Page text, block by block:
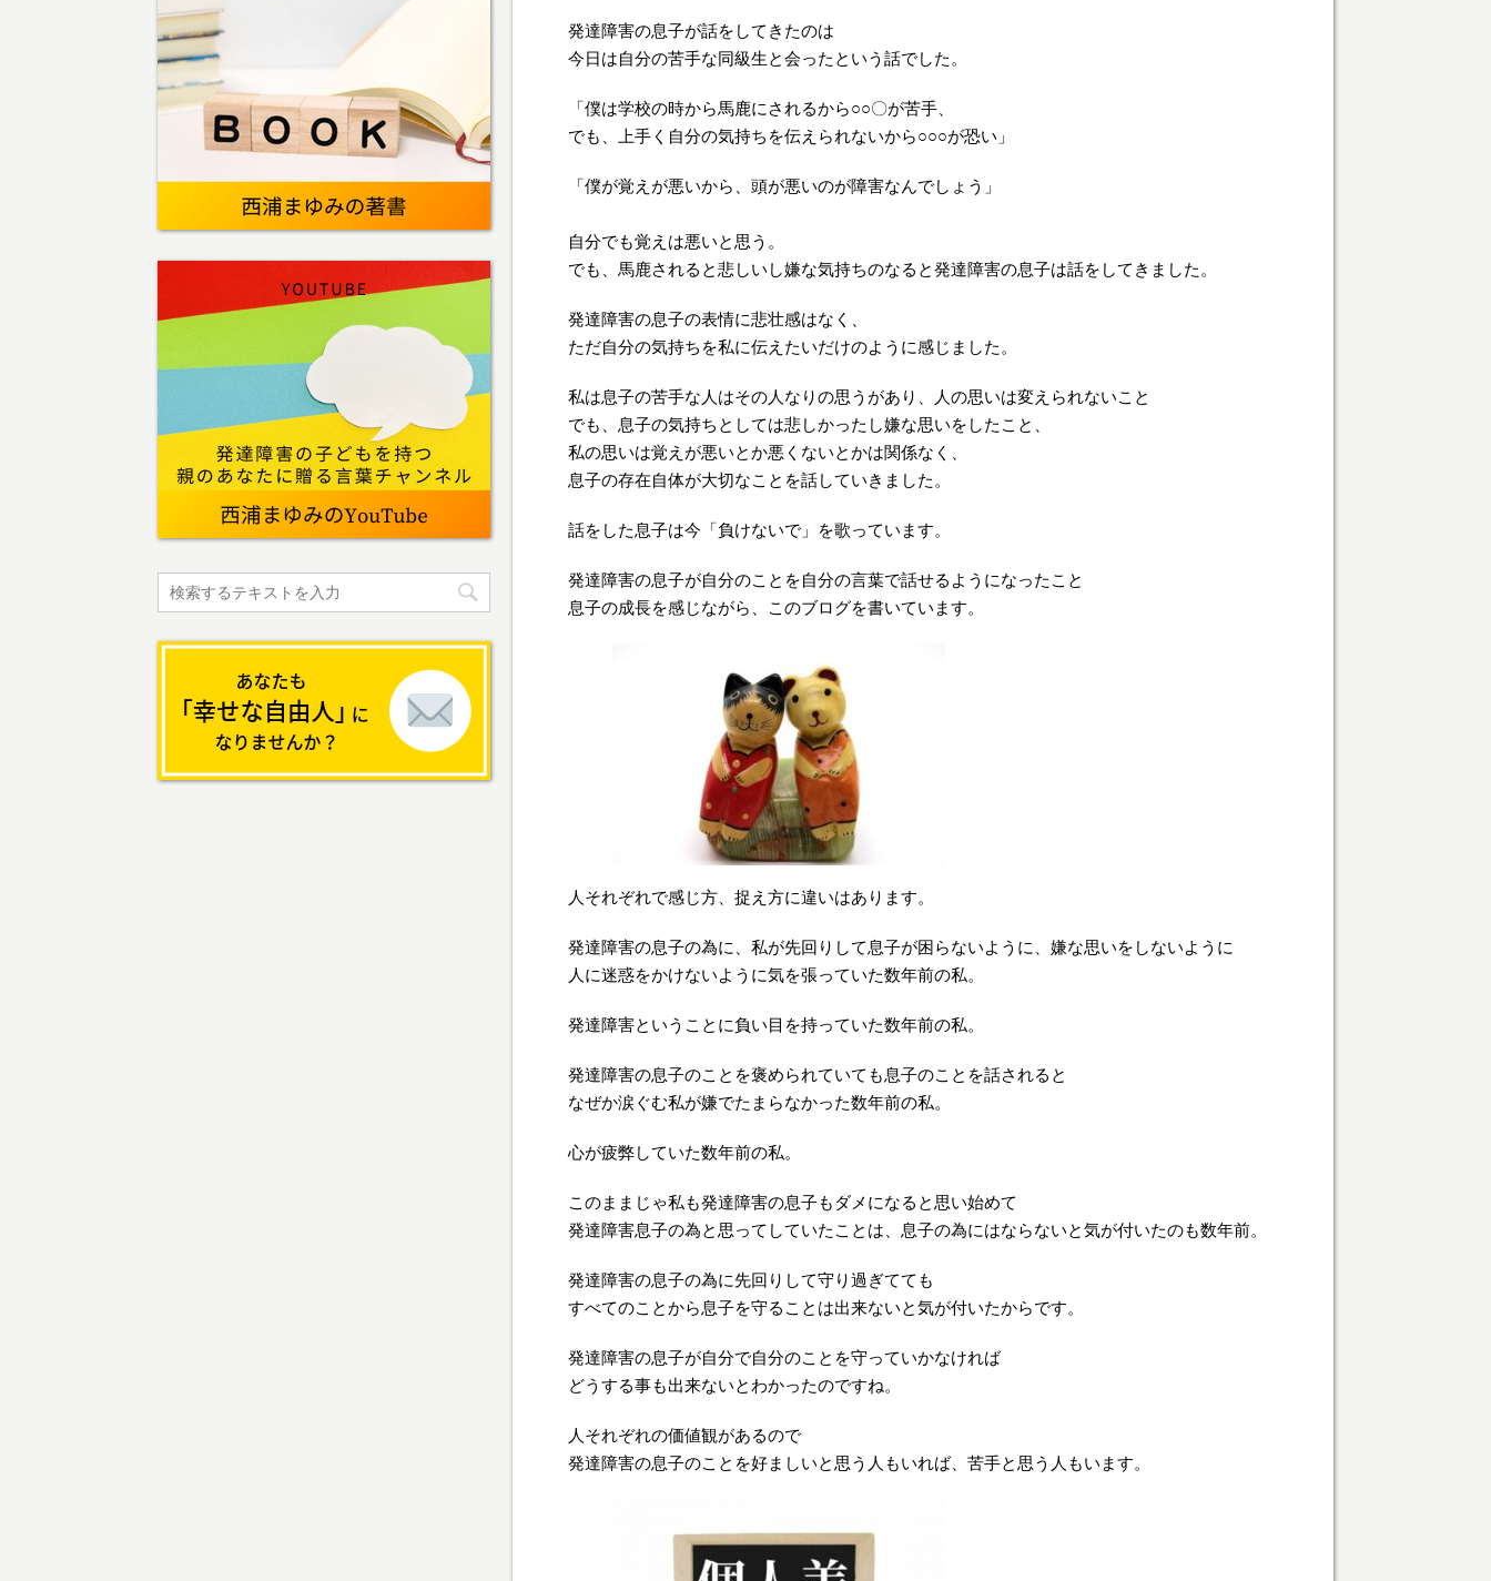
発達障害の息子が話をしてきたのは
今日は自分の苦手な同級生と会ったという話でした。
「僕は学校の時から馬鹿にされるから○○〇が苦手、
でも、上手く自分の気持ちを伝えられないから○○○が恐い」
「僕が覚えが悪いから、頭が悪いのが障害なんでしょう」
自分でも覚えは悪いと思う。
でも、馬鹿されると悲しいし嫌な気持ちのなると発達障害の息子は話をしてきました。
発達障害の息子の表情に悲壮感はなく、
ただ自分の気持ちを私に伝えたいだけのように感じました。
私は息子の苦手な人はその人なりの思うがあり、人の思いは変えられないこと
でも、息子の気持ちとしては悲しかったし嫌な思いをしたこと、
私の思いは覚えが悪いとか悪くないとかは関係なく、
息子の存在自体が大切なことを話していきました。
話をした息子は今「負けないで」を歌っています。
発達障害の息子が自分のことを自分の言葉で話せるようになったこと
息子の成長を感じながら、このブログを書いています。
人それぞれで感じ方、捉え方に違いはあります。
発達障害の息子の為に、私が先回りして息子が困らないように、嫌な思いをしないように
人に迷惑をかけないように気を張っていた数年前の私。
発達障害ということに負い目を持っていた数年前の私。
発達障害の息子のことを褒められていても息子のことを話されると
なぜか涙ぐむ私が嫌でたまらなかった数年前の私。
心が疲弊していた数年前の私。
このままじゃ私も発達障害の息子もダメになると思い始めて
発達障害息子の為と思ってしていたことは、息子の為にはならないと気が付いたのも数年前。
発達障害の息子の為に先回りして守り過ぎてても
すべてのことから息子を守ることは出来ないと気が付いたからです。
発達障害の息子が自分で自分のことを守っていかなければ
どうする事も出来ないとわかったのですね。
人それぞれの価値観があるので
発達障害の息子のことを好ましいと思う人もいれば、苦手と思う人もいます。